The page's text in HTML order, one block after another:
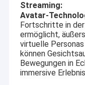
Streaming:
Avatar-
Fortschritte in
ermöglicht,
virtuelle
können
Bewegungen in
immersive